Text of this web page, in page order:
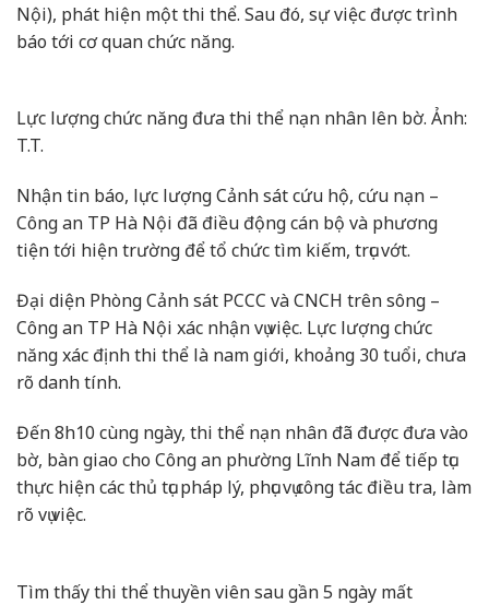
Nội), phát hiện một thi thể. Sau đó, sự việc được trình
báo tới cơ quan chức năng.
Lực lượng chức năng đưa thi thể nạn nhân lên bờ. Ảnh:
T.T.
Nhận tin báo, lực lượng Cảnh sát cứu hộ, cứu nạn –
Công an TP Hà Nội đã điều động cán bộ và phương
tiện tới hiện trường để tổ chức tìm kiếm, trục vớt.
Đại diện Phòng Cảnh sát PCCC và CNCH trên sông –
Công an TP Hà Nội xác nhận vụ việc. Lực lượng chức
năng xác định thi thể là nam giới, khoảng 30 tuổi, chưa
rõ danh tính.
Đến 8h10 cùng ngày, thi thể nạn nhân đã được đưa vào
bờ, bàn giao cho Công an phường Lĩnh Nam để tiếp tục
thực hiện các thủ tục pháp lý, phục vụ công tác điều tra, làm
rõ vụ việc.
Tìm thấy thi thể thuyền viên sau gần 5 ngày mất